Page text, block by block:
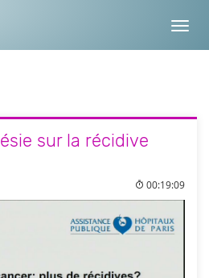
sur la récidive
00:19:09